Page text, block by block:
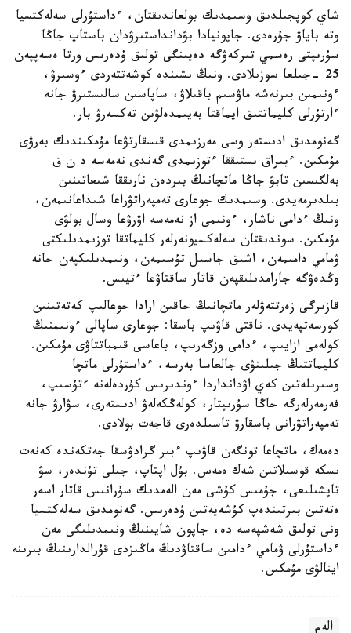
شاي كوپجىلدىق وسىمدىك بولعاندىقتان، ءداستۇرلى سەلەكتسيا
وتە باياۋ جۇرەدى. جاپونيادا بۋدانداستىرۋدان باستاپ جاڭا
سۇرىپتى رەسمي تىركەۋگە دەيىنگى تولىق ۇدەرىس ورتا ەسەپپەن
25 -جىلعا سوزىلادى. ونىڭ ىشىندە كوشەتتەردى ءوسىرۋ،
ءونىمىن بىرنەشە ماۋسىم باقىلاۋ، ساپاسىن سالىستىرۋ جانە
ءارتۇرلى كليماتتىق ايماقتا بەيىمدەلۋىن تەكسەرۋ بار.
گەنومدىق ادىستەر وسى مەرزىمدى قىسقارتۋعا مۇمكىندىك بەرۋى
مۇمكىن. ءبىراق ىستىققا ءتوزىمدى گەندى نەمەسە د ن ق
بەلگىسىن تابۋ جاڭا ماتچانىڭ بىردەن نارىققا شىعاتىنىن
بىلدىرمەيدى. وسىمدىك جوعارى تەمپەراتۋراعا شىداعانىمەن،
ونىڭ ءدامى ناشار، ءونىمى از نەمەسە اۋرۋعا وسال بولۋى
مۇمكىن. سوندىقتان سەلەكسيونەرلەر كليماتقا توزىمدىلىكتى
ۋمامي دامىمەن، اشىق جاسىل تۇسىمەن، ونىمدىلىكپەن جانە
وڭدەۋگە جارامدىلىقپەن قاتار ساقتاۋعا ءتيىس.
قازىرگى زەرتتەۋلەر ماتچانىڭ جاقىن ارادا جوعالىپ كەتەتىنىن
كورسەتپەيدى. ناقتى قاۋىپ باسقا: جوعارى ساپالى ءونىمنىڭ
كولەمى ازايىپ، ءدامى وزگەرىپ، باعاسى قىمباتتاۋى مۇمكىن.
كليماتتىڭ جىلىنۋى جالعاسا بەرسە، ءداستۇرلى ماتچا
وسىرىلەتىن كەي اۋدانداردا ءوندىرىس كۇردەلەنە ءتۇسىپ،
فەرمەرلەرگە جاڭا سۇرىپتار، كولەڭكەلەۋ ادىستەرى، سۋارۋ جانە
تەمپەراتۋرانى باسقارۋ تاسىلدەرى قاجەت بولادى.
دەمەك، ماتچاعا تونگەن قاۋىپ ءبىر گرادۋسقا جەتكەندە كەنەت
ىسكە قوسىلاتىن شەك ەمەس. بۇل اپتاپ، جىلى تۇندەر، سۋ
تاپشىلىعى، جۇمىس كۇشى مەن الەمدىك سۇرانىس قاتار اسەر
ەتەتىن بىرتىندەپ كۇشەيەتىن ۇدەرىس. گەنومدىق سەلەكتسيا
ونى تولىق شەشپەسە دە، جاپون شايىنىڭ ونىمدىلىگى مەن
ءداستۇرلى ۋمامي ءدامىن ساقتاۋدىڭ ماڭىزدى قۇرالدارىنىڭ بىرىنە
اينالۋى مۇمكىن.
الەم